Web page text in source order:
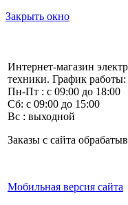
Закрыть окно
Интернет-магазин
техники. График работы:
Пн-Пт : с 09:00 до 18:00
Сб: с 09:00 до 15:00
Вс : выходной
Заказы с сайта
Мобильная версия сайта